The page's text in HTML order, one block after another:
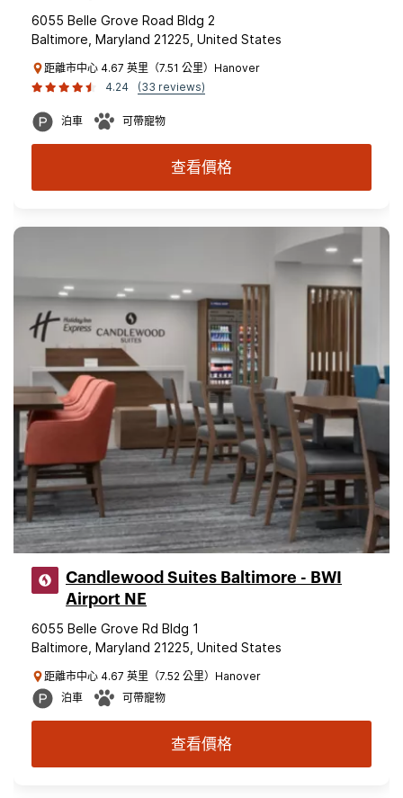
6055 Belle Grove Road Bldg 2
Baltimore, Maryland 21225, United States
距離市中心 4.67 英里（7.51 公里）Hanover
4.24
(33 reviews)
泊車 可帶寵物
查看價格
Candlewood Suites Baltimore - BWI
Airport NE
6055 Belle Grove Rd Bldg 1
Baltimore, Maryland 21225, United States
距離市中心 4.67 英里（7.52 公里）Hanover
泊車
可帶寵物
查看價格